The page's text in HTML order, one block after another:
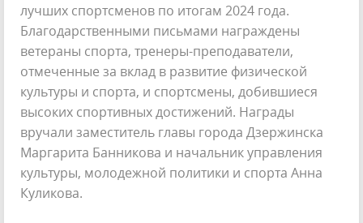
лучших спортсменов по итогам 2024 года.
Благодарственными письмами награждены
ветераны спорта, тренеры-преподаватели,
отмеченные за вклад в развитие физической
культуры и спорта, и спортсмены, добившиеся
высоких спортивных достижений. Награды
вручали заместитель главы города Дзержинска
Маргарита Банникова и начальник управления
культуры, молодежной политики и спорта Анна
Куликова.